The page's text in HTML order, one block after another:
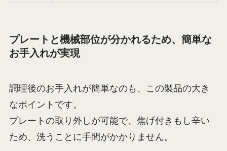
プレートと機械部位が分かれるため、簡単な
お手入れが実現
調理後のお手入れが簡単なのも、この製品の大き
なポイントです。
プレートの取り外しが可能で、焦げ付きもし辛い
ため、洗うことに手間がかかりません。